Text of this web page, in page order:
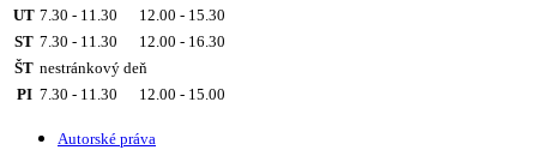
UT 7.30 - 11.30 12.00 - 15.30
ST 7.30 - 11.30 12.00 - 16.30
ŠT nestránkový deň
PI 7.30 - 11.30 12.00 - 15.00
Autorské práva